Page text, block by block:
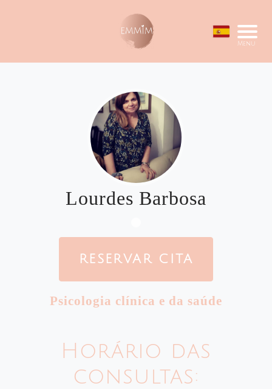
Menu
Lourdes Barbosa
RESERVAR CITA
Psicologia clínica e da saúde
Horário das
consultas: